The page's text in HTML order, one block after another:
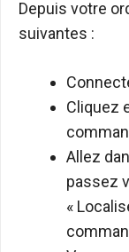
Depuis votre
suivantes :
Cliquez
Allez
passez
«